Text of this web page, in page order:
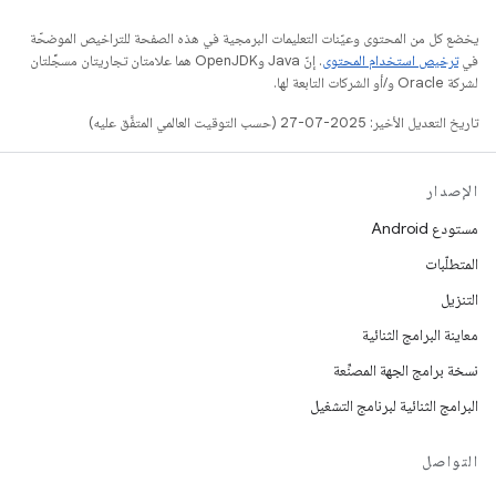
يخضع كل من المحتوى وعيّنات التعليمات البرمجية في هذه الصفحة للتراخيص الموضحّة
فيترخيص استخدام المحتوى
. إنّ Java وOpenJDK هما علامتان تجاريتان مسجَّلتان
لشركة Oracle و/أو الشركات التابعة لها.
تاريخ التعديل الأخير: 2025-07-27 (حسب التوقيت العالمي المتفَّق عليه)
الإصدار
مستودع Android
المتطلّبات
التنزيل
معاينة البرامج الثنائية
نسخة برامج الجهة المصنِّعة
البرامج الثنائية لبرنامج التشغيل
التواصل